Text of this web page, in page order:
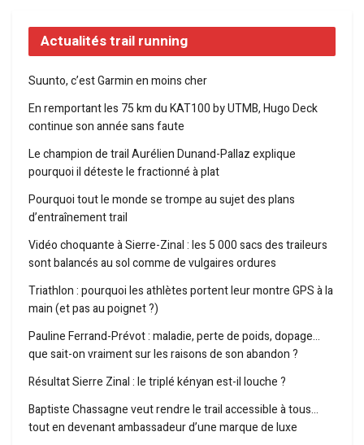
Actualités trail running
Suunto, c’est Garmin en moins cher
En remportant les 75 km du KAT100 by UTMB, Hugo Deck
continue son année sans faute
Le champion de trail Aurélien Dunand-Pallaz explique
pourquoi il déteste le fractionné à plat
Pourquoi tout le monde se trompe au sujet des plans
d’entraînement trail
Vidéo choquante à Sierre-Zinal : les 5 000 sacs des traileurs
sont balancés au sol comme de vulgaires ordures
Triathlon : pourquoi les athlètes portent leur montre GPS à la
main (et pas au poignet ?)
Pauline Ferrand-Prévot : maladie, perte de poids, dopage…
que sait-on vraiment sur les raisons de son abandon ?
Résultat Sierre Zinal : le triplé kényan est-il louche ?
Baptiste Chassagne veut rendre le trail accessible à tous…
tout en devenant ambassadeur d’une marque de luxe